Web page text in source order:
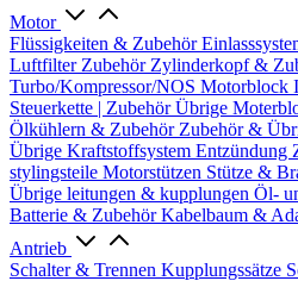
Motor
Flüssigkeiten & Zubehör
Luftfilter Zubehör Zylinderkopf &
Turbo/Kompressor/NOS Motorblock
Steuerkette | ZubehörÜbrige
Ölkühlern & Zubehör Zubehör &
Übrige Kraftstoffsystem Entzündung
stylingsteile Motorstützen Stütze &
Übrige leitungen & kupplungen Öl-
Batterie & ZubehörKabelbaum &
Antrieb
Schalter & Trennen Kupplungssätze